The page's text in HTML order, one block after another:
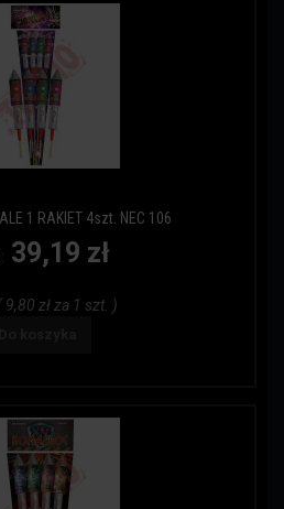
1 RAKIET 4szt. NEC 106
39,19 zł
9,80 zł za 1 szt. )